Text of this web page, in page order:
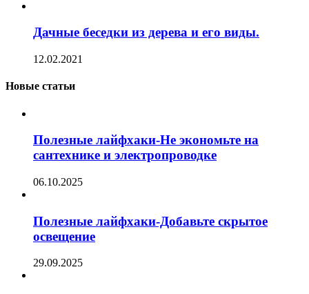
Дачные беседки из дерева и его виды.
12.02.2021
Новые статьи
Полезные лайфхаки-Не экономьте на
сантехнике и электропроводке
06.10.2025
Полезные лайфхаки-Добавьте скрытое
освещение
29.09.2025